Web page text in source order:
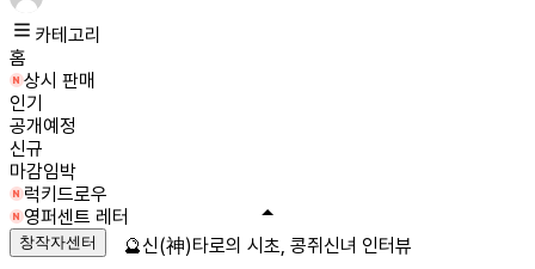
카테고리
홈
상시 판매
인기
공개예정
신규
마감임박
럭키드로우
영퍼센트 레터
창작자센터 🔮신(神)타로의 시초, 콩쥐신녀 인터뷰